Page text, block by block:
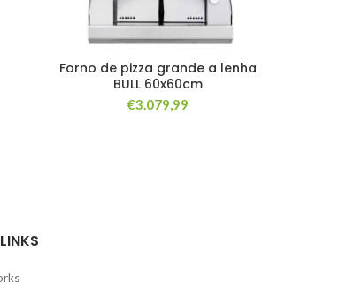
Forno de pizza grande a lenha
BULL 60x60cm
€3.079,99